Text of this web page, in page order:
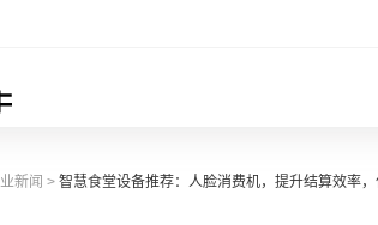
新闻 > 智慧食堂设备推荐：人脸消费机，提升结算效率